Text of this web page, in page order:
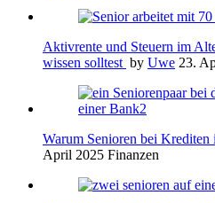
Aktivrente und Steuern im
wissen solltest by Uwe 23.
Warum Senioren bei Krediten
April 2025 Finanzen